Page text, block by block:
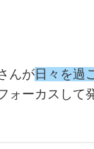
んが日々を過
ォーカスして